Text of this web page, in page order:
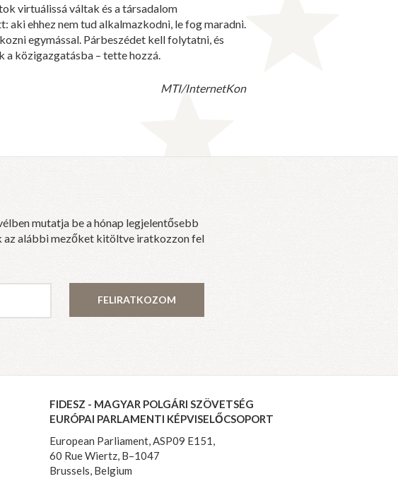
virtuálissá váltak és a társadalom
ehhez nem tud alkalmazkodni, le fog maradni.
egymással. Párbeszédet kell folytatni, és
közigazgatásba – tette hozzá.
MTI/InternetKon
mutatja be a hónap legjelentősebb
az alábbi mezőket kitöltve iratkozzon fel
FELIRATKOZOM
FIDESZ - MAGYAR POLGÁRI SZÖVETSÉG
EURÓPAI PARLAMENTI KÉPVISELŐCSOPORT
European Parliament, ASP09 E151,
60 Rue Wiertz, B–1047
Brussels, Belgium